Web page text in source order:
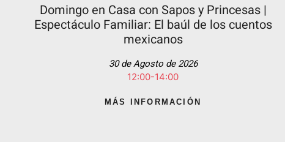
Domingo en Casa con Sapos y Princesas |
Espectáculo Familiar: El baúl de los cuentos
mexicanos
30 de Agosto de 2026
12:00-14:00
MÁS INFORMACIÓN